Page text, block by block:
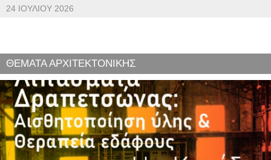
24 ΙΟΥΛΊΟΥ 2026
ΘΕΜΑΤΑ ΑΡΧΙΤΕΚΤΟΝΙΚΗΣ